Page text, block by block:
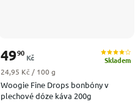
Woogie Fine Drops bonbóny v
plechové dóze káva 200g
Skladem
4990
Kč
Měrná cena:
24,95 Kč / 100 g